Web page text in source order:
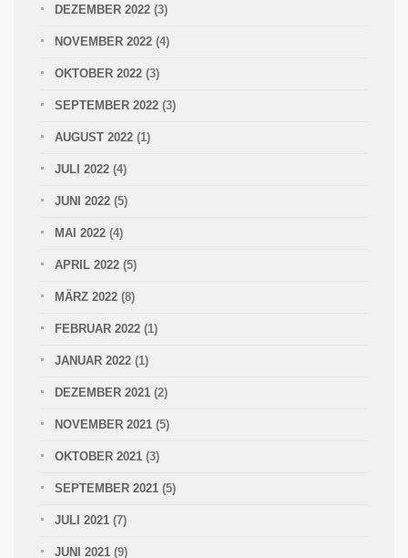
DEZEMBER 2022 (3)
NOVEMBER 2022 (4)
OKTOBER 2022 (3)
SEPTEMBER 2022 (3)
AUGUST 2022 (1)
JULI 2022 (4)
JUNI 2022 (5)
MAI 2022 (4)
APRIL 2022 (5)
MÄRZ 2022 (8)
FEBRUAR 2022 (1)
JANUAR 2022 (1)
DEZEMBER 2021 (2)
NOVEMBER 2021 (5)
OKTOBER 2021 (3)
SEPTEMBER 2021 (5)
JULI 2021 (7)
JUNI 2021 (9)